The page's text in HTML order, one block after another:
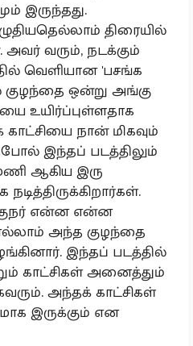
இருந்தது.
திரையில்
வரும், நடக்கும்
வெளியான 'பசங்க
குழந்தை ஒன்று அங்கு
உயிர்ப்புள்ளதாக
காட்சியை நான் மிகவும்
இந்தப் படத்திலும்
ஆகிய இரு
என்ன என்ன
அந்த குழந்தை
இந்தப் படத்தில்
காட்சிகள் அனைத்தும்
அந்தக் காட்சிகள்
இருக்கும் என